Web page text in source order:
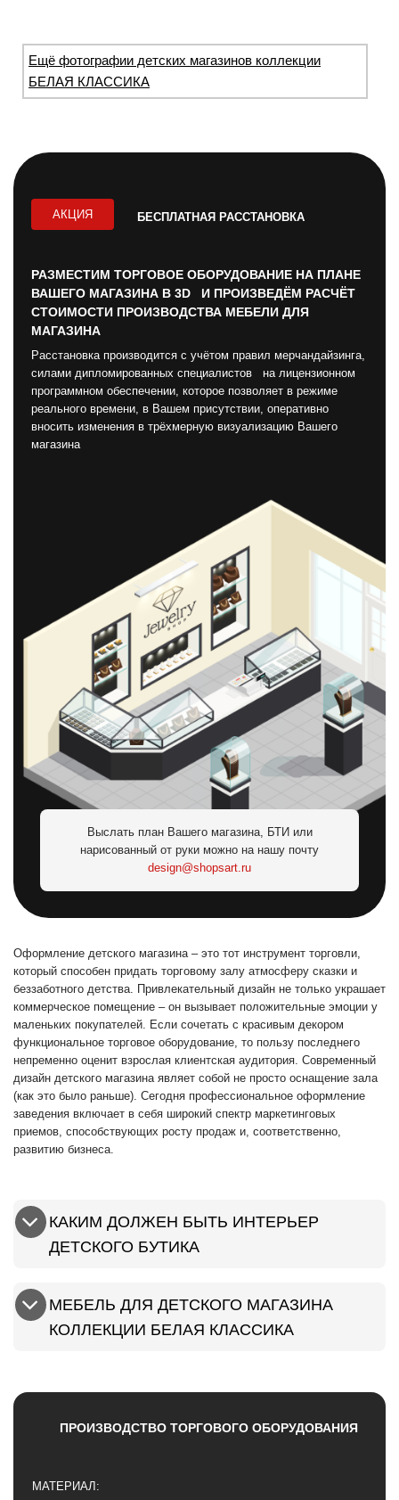
Ещё фотографии детских магазинов коллекции
БЕЛАЯ КЛАССИКА
АКЦИЯ БЕСПЛАТНАЯ РАССТАНОВКА
РАЗМЕСТИМ ТОРГОВОЕ ОБОРУДОВАНИЕ НА ПЛАНЕ
ВАШЕГО МАГАЗИНА В 3D И ПРОИЗВЕДЁМ РАСЧЁТ
СТОИМОСТИ ПРОИЗВОДСТВА МЕБЕЛИ ДЛЯ
МАГАЗИНА
Расстановка производится с учётом правил мерчандайзинга,
силами дипломированных специалистов на лицензионном
программном обеспечении, которое позволяет в режиме
реального времени, в Вашем присутствии, оперативно
вносить изменения в трёхмерную визуализацию Вашего
магазина
Выслать план Вашего магазина, БТИ или
нарисованный от руки можно на нашу почту
design@shopsart.ru
Оформление детского магазина – это тот инструмент торговли,
который способен придать торговому залу атмосферу сказки и
беззаботного детства. Привлекательный дизайн не только украшает
коммерческое помещение – он вызывает положительные эмоции у
маленьких покупателей. Если сочетать с красивым декором
функциональное торговое оборудование, то пользу последнего
непременно оценит взрослая клиентская аудитория. Современный
дизайн детского магазина являет собой не просто оснащение зала
(как это было раньше). Сегодня профессиональное оформление
заведения включает в себя широкий спектр маркетинговых
приемов, способствующих росту продаж и, соответственно,
развитию бизнеса.
КАКИМ ДОЛЖЕН БЫТЬ ИНТЕРЬЕР
ДЕТСКОГО БУТИКА
МЕБЕЛЬ ДЛЯ ДЕТСКОГО МАГАЗИНА
КОЛЛЕКЦИИ БЕЛАЯ КЛАССИКА
ПРОИЗВОДСТВО ТОРГОВОГО ОБОРУДОВАНИЯ
МАТЕРИАЛ: